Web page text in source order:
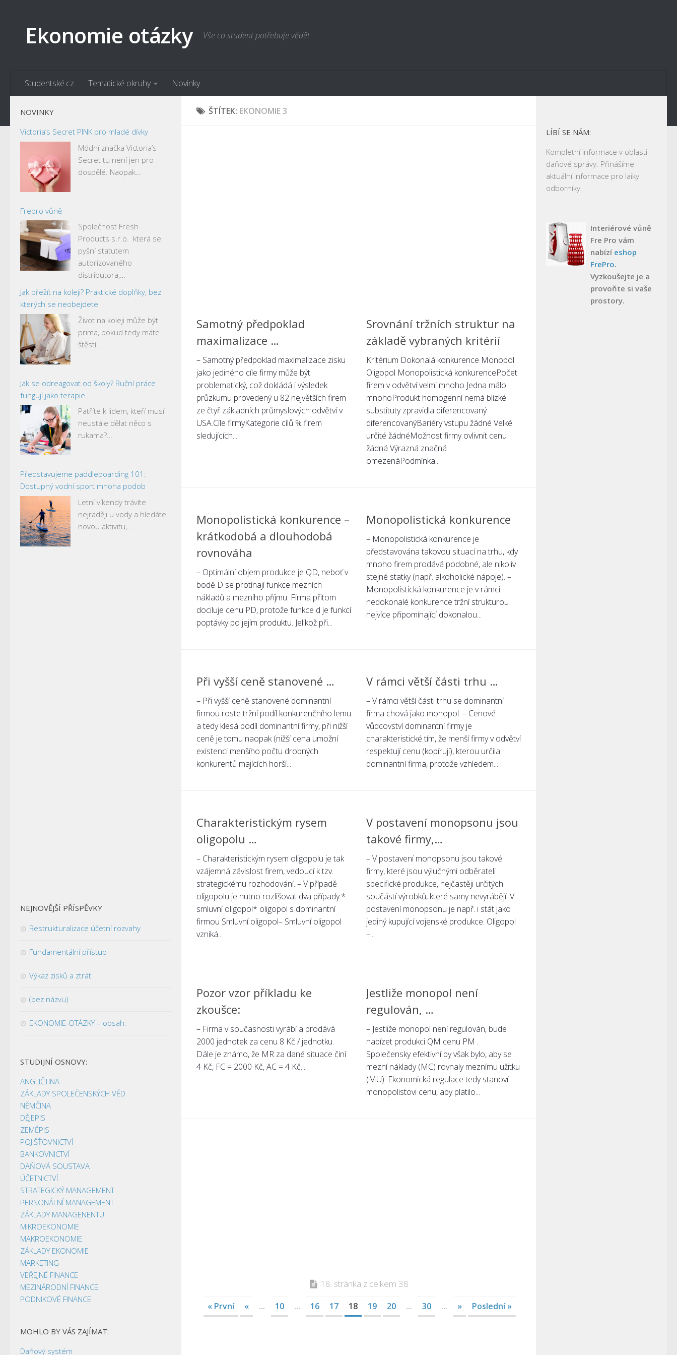
Ekonomie otázky Vše co student potřebuje vědět
Studentské.cz Tematické okruhy Novinky
ŠTÍTEK: EKONOMIE 3
Samotný předpoklad
maximalizace …
– Samotný předpoklad maximalizace zisku
jako jediného cíle firmy může být
problematický, což dokládá i výsledek
průzkumu provedený u 82 největších firem
ze čtyř základních průmyslových odvětví v
USA.Cíle firmyKategorie cílů % firem
sledujících...
Srovnání tržních struktur na
základě vybraných kritérií
Kritérium Dokonalá konkurence Monopol
Oligopol Monopolistická konkurencePočet
firem v odvětví velmi mnoho Jedna málo
mnohoProdukt homogenní nemá blízké
substituty zpravidla diferencovaný
diferencovanýBariéry vstupu žádné Velké
určité žádnéMožnost firmy ovlivnit cenu
žádná Výrazná značná
omezenáPodmínka...
Monopolistická konkurence –
krátkodobá a dlouhodobá
rovnováha
– Optimální objem produkce je QD, neboť v
bodě D se protínají funkce mezních
nákladů a mezního příjmu. Firma přitom
dociluje cenu PD, protože funkce d je funkcí
poptávky po jejím produktu. Jelikož při...
Monopolistická konkurence
– Monopolistická konkurence je
představována takovou situací na trhu, kdy
mnoho firem prodává podobné, ale nikoliv
stejné statky (např. alkoholické nápoje). –
Monopolistická konkurence je v rámci
nedokonalé konkurence tržní strukturou
nejvíce připomínající dokonalou...
Při vyšší ceně stanovené …
– Při vyšší ceně stanovené dominantní
firmou roste tržní podíl konkurenčního lemu
a tedy klesá podíl dominantní firmy, při nižší
ceně je tomu naopak (nižší cena umožní
existenci menšího počtu drobných
konkurentů majících horší...
V rámci větší části trhu …
– V rámci větší části trhu se dominantní
firma chová jako monopol. – Cenové
vůdcovství dominantní firmy je
charakteristické tím, že menší firmy v odvětví
respektují cenu (kopírují), kterou určila
dominantní firma, protože vzhledem...
Charakteristickým rysem
oligopolu …
– Charakteristickým rysem oligopolu je tak
vzájemná závislost firem, vedoucí k tzv.
strategickému rozhodování. – V případě
oligopolu je nutno rozlišovat dva případy:*
smluvní oligopol* oligopol s dominantní
firmou Smluvní oligopol– Smluvní oligopol
vzniká...
V postavení monopsonu jsou
takové firmy,…
– V postavení monopsonu jsou takové
firmy, které jsou výlučnými odběrateli
specifické produkce, nejčastěji určitých
součástí výrobků, které samy nevyrábějí. V
postavení monopsonu je např. i stát jako
jediný kupující vojenské produkce. Oligopol
–...
Pozor vzor příkladu ke
zkoušce:
– Firma v současnosti vyrábí a prodává
2000 jednotek za cenu 8 Kč / jednotku.
Dále je známo, že MR za dané situace činí
4 Kč, FC = 2000 Kč, AC = 4 Kč...
Jestliže monopol není
regulován, …
– Jestliže monopol není regulován, bude
nabízet produkci QM cenu PM .
Společensky efektivní by však bylo, aby se
mezní náklady (MC) rovnaly meznímu užitku
(MU). Ekonomická regulace tedy stanoví
monopolistovi cenu, aby platilo...
18. stránka z celkem 38
« První « ... 10 ... 16 17 18 19 20 ... 30 ... » Poslední »
NOVINKY
Victoria’s Secret PINK pro mladé dívky
Módní značka Victoria’s
Secret tu není jen pro
dospělé. Naopak…
Frepro vůně
Společnost Fresh
Products s.r.o. která se
pyšní statutem
autorizovaného
distributora,…
Jak přežít na koleji? Praktické doplňky, bez
kterých se neobejdete
Život na koleji může být
prima, pokud tedy máte
štěstí…
Jak se odreagovat od školy? Ruční práce
fungují jako terapie
Patříte k lidem, kteří musí
neustále dělat něco s
rukama?…
Představujeme paddleboarding 101:
Dostupný vodní sport mnoha podob
Letní víkendy trávíte
nejraději u vody a hledáte
novou aktivitu,…
NEJNOVĚJŠÍ PŘÍSPĚVKY
Restrukturalizace účetní rozvahy
Fundamentální přístup
Výkaz zisků a ztrát
(bez názvu)
EKONOMIE-OTÁZKY – obsah:
STUDIJNÍ OSNOVY:
ANGLIČTINA
ZÁKLADY SPOLEČENSKÝCH VĚD
NĚMČINA
DĚJEPIS
ZEMĚPIS
POJIŠŤOVNICTVÍ
BANKOVNICTVÍ
DAŇOVÁ SOUSTAVA
ÚČETNICTVÍ
STRATEGICKÝ MANAGEMENT
PERSONÁLNÍ MANAGEMENT
ZÁKLADY MANAGENENTU
MIKROEKONOMIE
MAKROEKONOMIE
ZÁKLADY EKONOMIE
MARKETING
VEŘEJNÉ FINANCE
MEZINÁRODNÍ FINANCE
PODNIKOVÉ FINANCE
MOHLO BY VÁS ZAJÍMAT:
Daňový systém
LÍBÍ SE NÁM:
Kompletní informace v oblasti
daňové správy. Přinášíme
aktuální informace pro laiky i
odborníky.
Interiérové vůně
Fre Pro vám
nabízí eshop
FrePro.
Vyzkoušejte je a
provoňte si vaše
prostory.